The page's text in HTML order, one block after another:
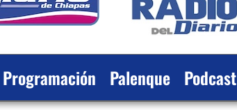
Programación Palenque Podcast